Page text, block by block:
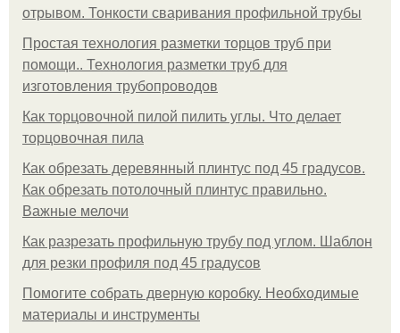
отрывом. Тонкости сваривания профильной трубы
Простая технология разметки торцов труб при
помощи.. Технология разметки труб для
изготовления трубопроводов
Как торцовочной пилой пилить углы. Что делает
торцовочная пила
Как обрезать деревянный плинтус под 45 градусов.
Как обрезать потолочный плинтус правильно.
Важные мелочи
Как разрезать профильную трубу под углом. Шаблон
для резки профиля под 45 градусов
Помогите собрать дверную коробку. Необходимые
материалы и инструменты